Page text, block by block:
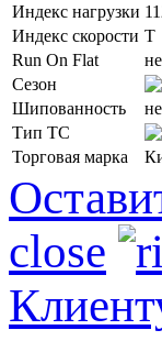
Индекс нагрузки
Индекс скорости T
Run On Flat
Сезон
Шипованность
Тип ТС
Торговая марка
close